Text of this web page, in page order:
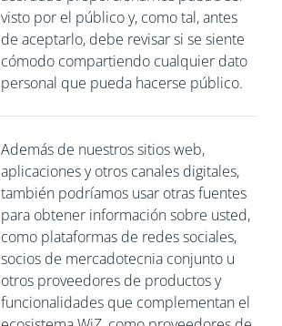
visto por el público y, como tal, antes
de aceptarlo, debe revisar si se siente
cómodo compartiendo cualquier dato
personal que pueda hacerse público.
Además de nuestros sitios web,
aplicaciones y otros canales digitales,
también podríamos usar otras fuentes
para obtener información sobre usted,
como plataformas de redes sociales,
socios de mercadotecnia conjunto u
otros proveedores de productos y
funcionalidades que complementan el